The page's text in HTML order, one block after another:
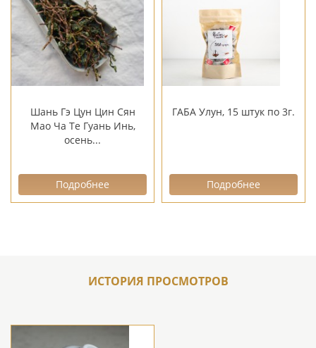
Шань Гэ Цун Цин Сян
Мао Ча Те Гуань Инь,
осень...
Подробнее
ГАБА Улун, 15 штук по 3г.
Подробнее
ИСТОРИЯ ПРОСМОТРОВ